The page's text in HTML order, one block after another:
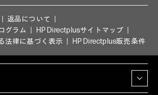
返品について
グラム
HP Directplusサイトマップ
法律に基づく表示
HP Directplus販売条件